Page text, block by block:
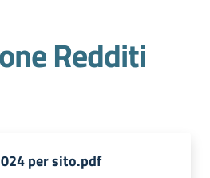
Redditi
per sito.pdf